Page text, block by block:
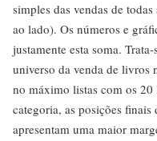
simples das vendas de
ao lado). Os números e
justamente esta soma.
universo da venda de livros
no máximo listas com os
categoria, as posições
apresentam uma maior